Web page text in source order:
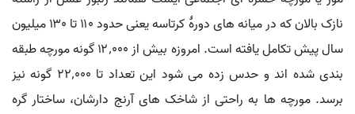
نازک بالان که در میانه های دورهٔ کرتاسه یعنی حدود ۱۱۰ تا ۱۳۰ میلیون
سال پیش تکامل یافته است. امروزه بیش از ۱۲٬۰۰۰ گونه مورچه طبقه
بندی شده اند و حدس زده می شود این تعداد تا ۲۲٬۰۰۰ گونه نیز
برسد. مورچه ها به راحتی از شاخک های آرنج دارشان، ساختار گره